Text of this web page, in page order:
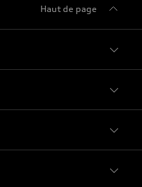
Haut de page